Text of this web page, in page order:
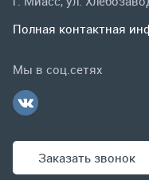
Спецпредложения
Гарантии и возврат
Заказать звонок